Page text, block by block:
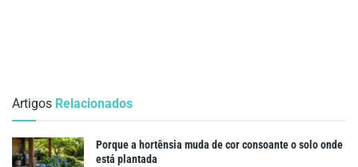
Artigos Relacionados
Porque a hortênsia muda de cor consoante o solo onde
está plantada